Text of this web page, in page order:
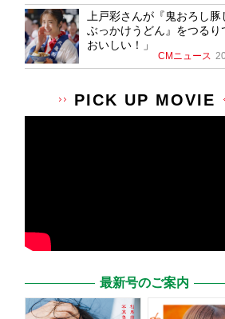
上戸彩さんが『鬼おろし豚
ぶっかけうどん』をつるり
おいしい！」
CMニュース
PICK UP MOVIE
最新号のご案内